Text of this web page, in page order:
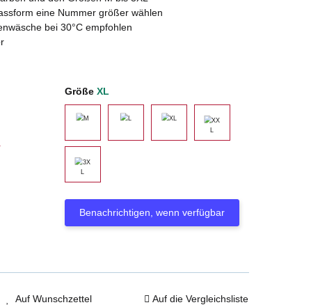
eine Nummer größer wählen
bei 30°C empfohlen
Größe XL
M
Benachrichtigen, wenn verfügbar
Auf Wunschzettel Auf die Vergleichsliste